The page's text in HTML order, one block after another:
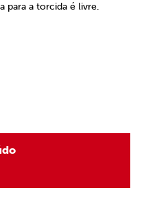
para a torcida é livre.